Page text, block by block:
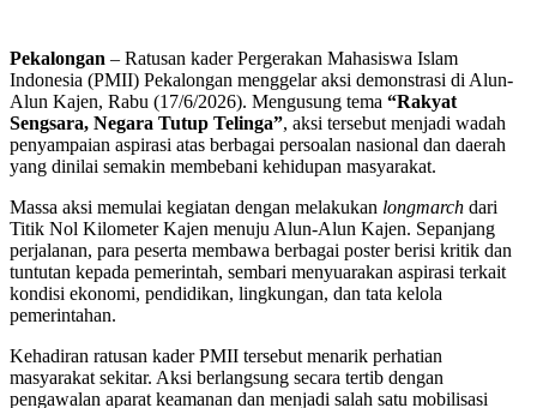
Pekalongan – Ratusan kader Pergerakan Mahasiswa Islam
Indonesia (PMII) Pekalongan menggelar aksi demonstrasi di Alun-
Alun Kajen, Rabu (17/6/2026). Mengusung tema “Rakyat
Sengsara, Negara Tutup Telinga”, aksi tersebut menjadi wadah
penyampaian aspirasi atas berbagai persoalan nasional dan daerah
yang dinilai semakin membebani kehidupan masyarakat.
Massa aksi memulai kegiatan dengan melakukan longmarch dari
Titik Nol Kilometer Kajen menuju Alun-Alun Kajen. Sepanjang
perjalanan, para peserta membawa berbagai poster berisi kritik dan
tuntutan kepada pemerintah, sembari menyuarakan aspirasi terkait
kondisi ekonomi, pendidikan, lingkungan, dan tata kelola
pemerintahan.
Kehadiran ratusan kader PMII tersebut menarik perhatian
masyarakat sekitar. Aksi berlangsung secara tertib dengan
pengawalan aparat keamanan dan menjadi salah satu mobilisasi